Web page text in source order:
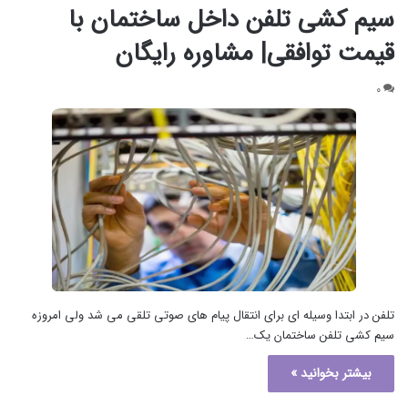
سیم کشی تلفن داخل ساختمان با
قیمت توافقی| مشاوره رایگان
۰
تلفن در ابتدا وسیله ای برای انتقال پیام های صوتی تلقی می شد ولی امروزه
سیم کشی تلفن ساختمان یک…
بیشتر بخوانید »